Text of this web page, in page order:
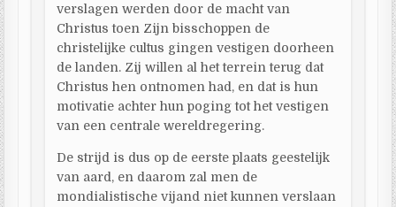
verslagen werden door de macht van
Christus toen Zijn bisschoppen de
christelijke cultus gingen vestigen doorheen
de landen. Zij willen al het terrein terug dat
Christus hen ontnomen had, en dat is hun
motivatie achter hun poging tot het vestigen
van een centrale wereldregering.
De strijd is dus op de eerste plaats geestelijk
van aard, en daarom zal men de
mondialistische vijand niet kunnen verslaan